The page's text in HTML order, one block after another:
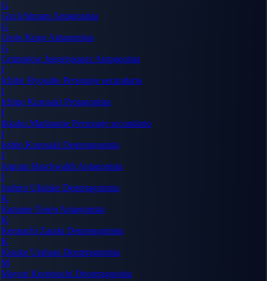
G
Gin Ichimaru Antagonista
G
Ginjo Kugo Antagonista
G
Grimmjow Jaegerjaquez Antagonista
I
Ichibe Hyosube Personaje secundario
I
Ichigo Kurosaki Protagonista
I
Ikkaku Madarame Personaje secundario
I
Isshin Kurosaki Deuteragonista
J
Jugram Haschwalth Antagonista
J
Jushiro Ukitake Deuteragonista
K
Kaname Tosen Antagonista
K
Kenpachi Zaraki Deuteragonista
K
Kisuke Urahara Deuteragonista
M
Mayuri Kurotsuchi Deuteragonista